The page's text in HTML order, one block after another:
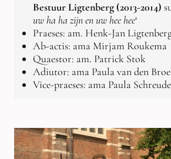
Bestuur Ligtenberg (2013-2014)
uw ha ha zijn en uw hee hee‘
Praeses: am. Henk-Jan
Ab-actis: ama Mirjam Roukema
Quaestor: am. Patrick Stok
Adiutor: ama Paula van den
Vice-praeses: ama Paula